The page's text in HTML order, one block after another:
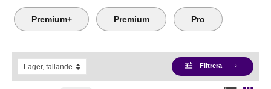
Premium+ Premium Pro
tune Filtrera 2